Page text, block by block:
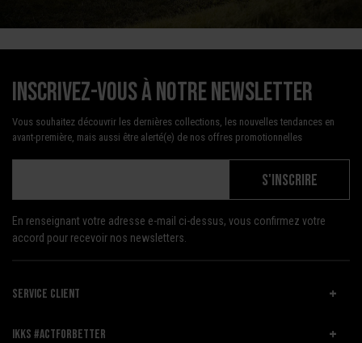
Inscrivez-vous à notre newsletter
Vous souhaitez découvrir les dernières collections, les nouvelles tendances en
avant-première, mais aussi être alerté(e) de nos offres promotionnelles
S'INSCRIRE
En renseignant votre adresse e-mail ci-dessus, vous confirmez votre
accord pour recevoir nos newsletters.
SERVICE CLIENT
IKKS #ACTFORBETTER